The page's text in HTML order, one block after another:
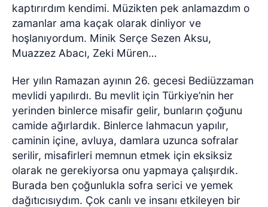
kaptırırdım kendimi. Müzikten pek anlamazdım o
zamanlar ama kaçak olarak dinliyor ve
hoşlanıyordum. Minik Serçe Sezen Aksu,
Muazzez Abacı, Zeki Müren…
Her yılın Ramazan ayının 26. gecesi Bediüzzaman
mevlidi yapılırdı. Bu mevlit için Türkiye’nin her
yerinden binlerce misafir gelir, bunların çoğunu
camide ağırlardık. Binlerce lahmacun yapılır,
caminin içine, avluya, damlara uzunca sofralar
serilir, misafirleri memnun etmek için eksiksiz
olarak ne gerekiyorsa onu yapmaya çalışırdık.
Burada ben çoğunlukla sofra serici ve yemek
dağıtıcısıydım. Çok canlı ve insanı etkileyen bir